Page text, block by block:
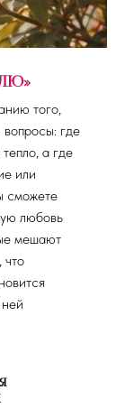
того,
где
а где
или
сможете
любовь
мешают
что